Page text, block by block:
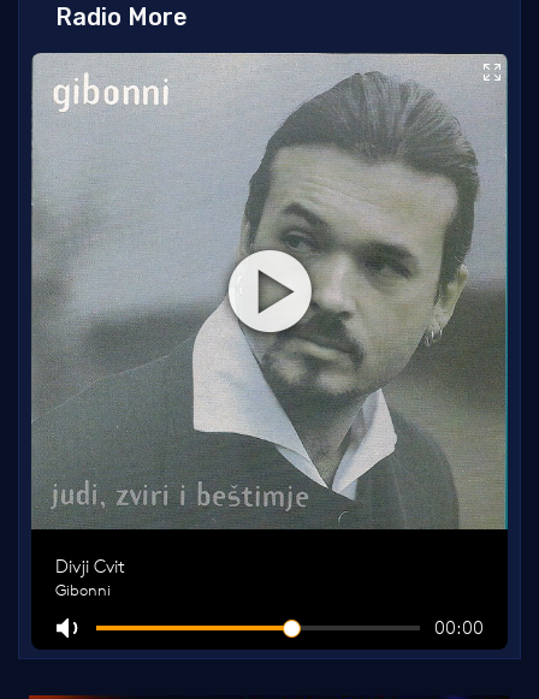
Radio More